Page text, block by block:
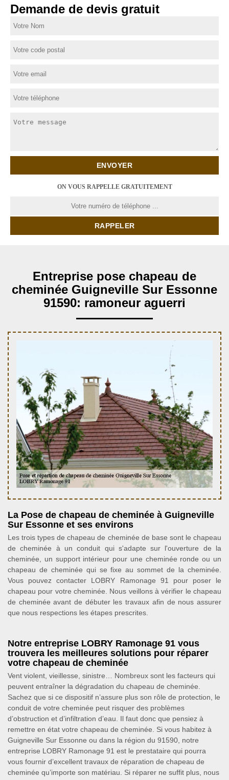
Demande de devis gratuit
ON VOUS RAPPELLE GRATUITEMENT
Entreprise pose chapeau de
cheminée Guigneville Sur Essonne
91590: ramoneur aguerri
La Pose de chapeau de cheminée à Guigneville
Sur Essonne et ses environs
Les trois types de chapeau de cheminée de base sont le chapeau
de cheminée à un conduit qui s'adapte sur l'ouverture de la
cheminée, un support intérieur pour une cheminée ronde ou un
chapeau de cheminée qui se fixe au sommet de la cheminée.
Vous pouvez contacter LOBRY Ramonage 91 pour poser le
chapeau pour votre cheminée. Nous veillons à vérifier le chapeau
de cheminée avant de débuter les travaux afin de nous assurer
que nous respections les étapes prescrites.
Notre entreprise LOBRY Ramonage 91 vous
trouvera les meilleures solutions pour réparer
votre chapeau de cheminée
Vent violent, vieillesse, sinistre… Nombreux sont les facteurs qui
peuvent entraîner la dégradation du chapeau de cheminée.
Sachez que si ce dispositif n’assure plus son rôle de protection, le
conduit de votre cheminée peut risquer des problèmes
d’obstruction et d’infiltration d’eau. Il faut donc que pensiez à
remettre en état votre chapeau de cheminée. Si vous habitez à
Guigneville Sur Essonne ou dans la région du 91590, notre
entreprise LOBRY Ramonage 91 est le prestataire qui pourra
vous fournir d’excellent travaux de réparation de chapeau de
cheminée qu’importe son matériau. Si réparer ne suffit plus, nous